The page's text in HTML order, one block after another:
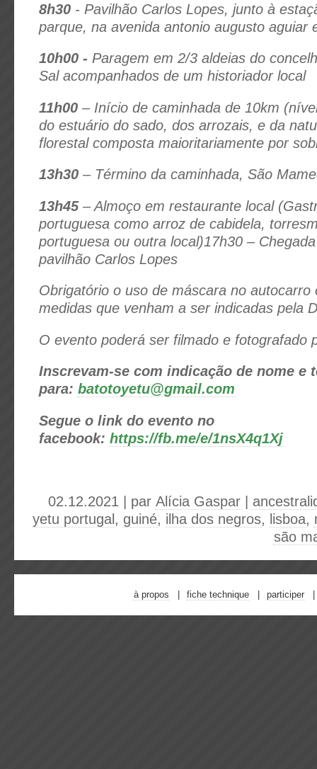
8h30- Pavilhão Carlos Lopes, junto à
parque, na avenida antonio augusto aguiar
10h00 - Paragem em 2/3 aldeias do
Sal acompanhados de um historiador local
11h00– Início de caminhada de 10km
do estuário do sado, dos arrozais, e da
florestal composta maioritariamente por
13h30– Término da caminhada, São
13h45 – Almoço em restaurante local
portuguesa como arroz de cabidela,
portuguesa ou outra local)17h30 –
pavilhão Carlos Lopes
Obrigatório o uso de máscara no autocarro
medidas que venham a ser indicadas pela
O evento poderá ser filmado e fotografado
Inscrevam-se com indicação de nome e
para: batotoyetu@gmail.com
Segue o link do evento no
facebook: https://fb.me/e/1nsX4q1Xj
02.12.2021 | par Alícia Gaspar
yetu portugal , guiné, ilha dos negros, lisboa,
são
à propos fiche technique participer